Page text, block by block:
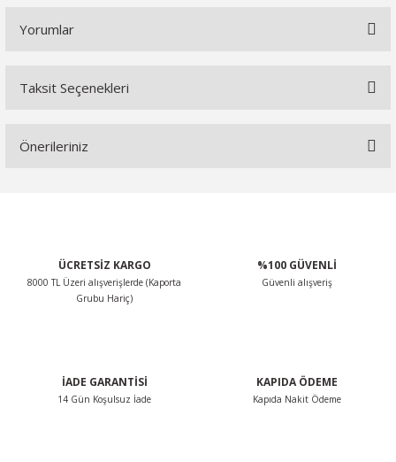
Yorumlar
Taksit Seçenekleri
Önerileriniz
Ürün resmi kalitesiz, bozuk veya görüntülenemiyor.
Bu ürüne benzer farklı alternatifler olmalı.
ÜCRETSİZ KARGO
8000 TL Üzeri alışverişlerde (Kaporta
Grubu Hariç)
%100 GÜVENLİ
Güvenli alışveriş
İADE GARANTİSİ
14 Gün Koşulsuz İade
KAPIDA ÖDEME
Kapıda Nakit Ödeme